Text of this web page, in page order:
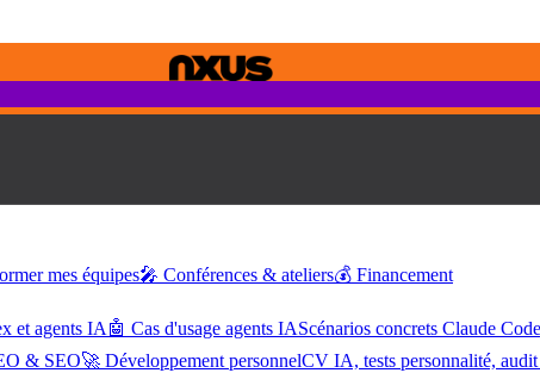
mes équipes🎤 Conférences & ateliers💰 Financement
et agents IA 🤖 Cas d'usage agents IAScénarios concrets Claude
& SEO🚀 Développement personnelCV IA, tests personnalité,